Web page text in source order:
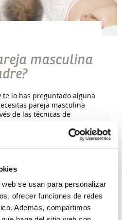
se usan para personalizar
ofrecer funciones de redes
Además, compartimos
masculina
te lo has preguntado alguna
pareja masculina
de las técnicas de
conseguir la […]